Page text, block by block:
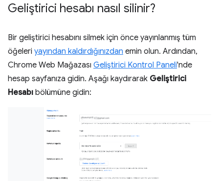
Geliştirici hesabı nasıl silinir?
Bir geliştirici hesabını silmek için önce yayınlanmış tüm
öğeleri yayından kaldırdığınızdan emin olun. Ardından,
Chrome Web Mağazası Geliştirici Kontrol Paneli'nde
hesap sayfanıza gidin. Aşağı kaydırarak Geliştirici
Hesabı bölümüne gidin: